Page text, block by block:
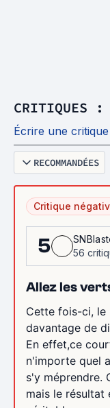
CRITIQUES :
Écrire une critique
RECOMMANDÉES
Critique
5
56
Allez les
Cette fois-ci, le
davantage de
En effet,ce
n'importe quel
s'y méprendre.
mais le